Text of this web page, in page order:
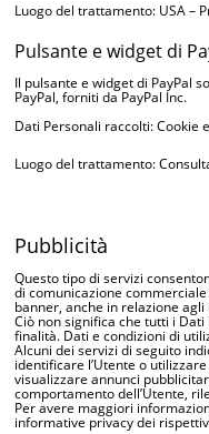
Luogo del trattamento: USA –
Pulsante e widget di
Il pulsante e widget di PayPal
PayPal, forniti da PayPal Inc.
Dati Personali raccolti: Cookie
Luogo del trattamento:
Pubblicità
Questo tipo di servizi
di comunicazione
banner, anche in relazione agli
Ciò non significa che tutti i
finalità. Dati e condizioni di
Alcuni dei servizi di seguito
identificare l’Utente o
visualizzare annunci
comportamento dell’Utente,
Per avere maggiori
informative privacy dei